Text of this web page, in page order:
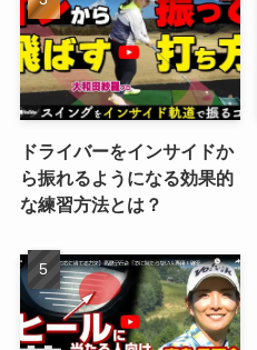
ドライバーをインサイドか
ら振れるようになる効果的
な練習方法とは？